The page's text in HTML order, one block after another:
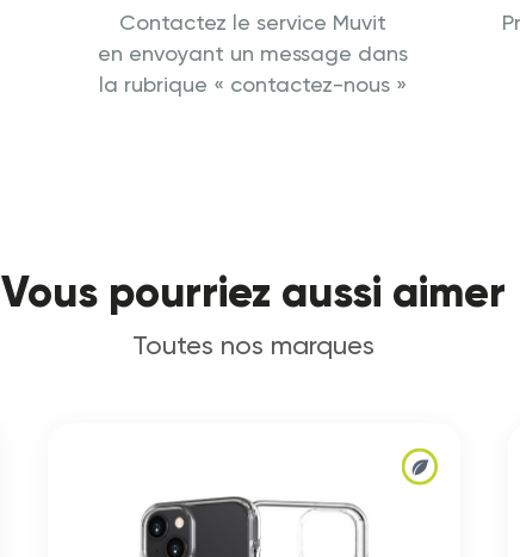
Contactez le service Muvit
en envoyant un message dans
la rubrique « contactez-nous »
Vous pourriez aussi aimer
Toutes nos marques